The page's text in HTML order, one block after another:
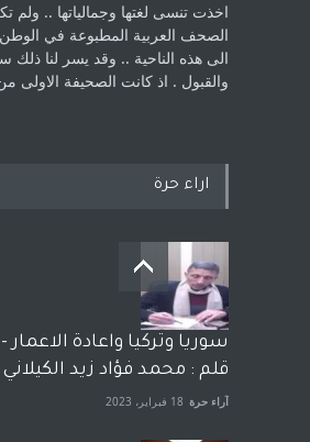
اخذت ‏تنسى لغتها وجمالياتها .. ولم
الصحف العربية المطبوعة في
الى هذه الناحية .. وقد يسر لنا ذلك
والقبول . اذ كانت ‏الصحيفة الاولى
اراء حرة
سوريا وتركيا واعادة الاعمار -
قلم : محمد فؤاد زيد الكيلاني
آراء حرة 18 فبراير، 2023